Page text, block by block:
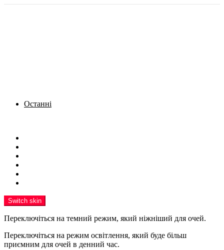
Останні
Switch skin
Переключіться на темний режим, який ніжніший для очей.
Переключіться на режим освітлення, який буде більш
приємним для очей в денний час.